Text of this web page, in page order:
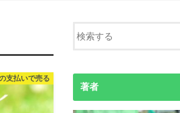
支払いで売る
著者